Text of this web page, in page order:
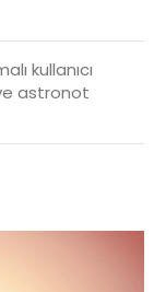
kullanıcı
astronot